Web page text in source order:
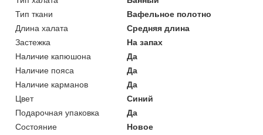
Тип ткани
Вафельное полотно
Длина халата
Средняя длина
Застежка
На запах
Наличие капюшона
Да
Наличие пояса
Да
Наличие карманов
Да
Цвет
Синий
Подарочная упаковка
Да
Состояние
Новое